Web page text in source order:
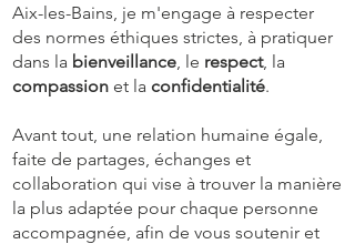
Aix-les-Bains, je m'engage à respecter
des normes éthiques strictes, à pratiquer
dans la bienveillance, le respect, la
compassion et la confidentialité.
Avant tout, une relation humaine égale,
faite de partages, échanges et
collaboration qui vise à trouver la manière
la plus adaptée pour chaque personne
accompagnée, afin de vous soutenir et